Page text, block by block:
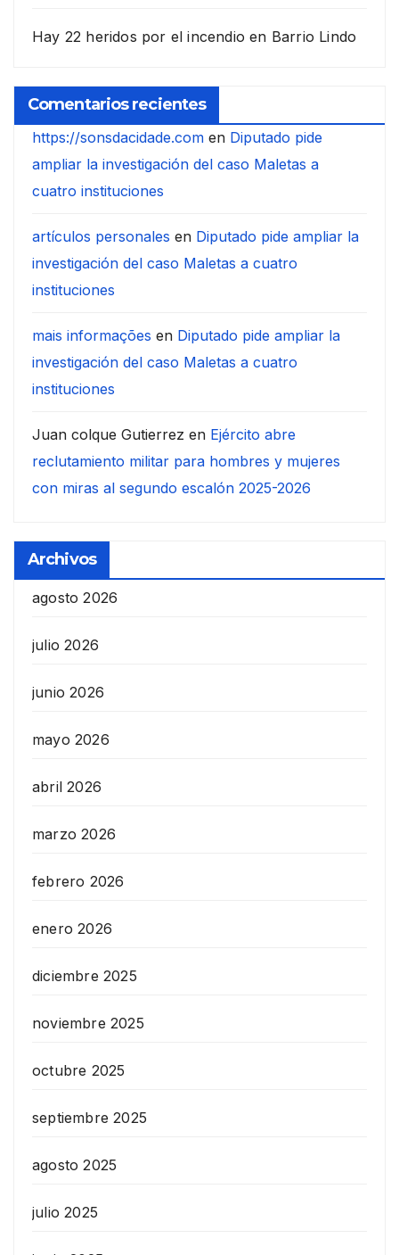
Hay 22 heridos por el incendio en Barrio Lindo
Comentarios recientes
https://sonsdacidade.com en Diputado pide
ampliar la investigación del caso Maletas a
cuatro instituciones
artículos personales en Diputado pide ampliar la
investigación del caso Maletas a cuatro
instituciones
mais informações en Diputado pide ampliar la
investigación del caso Maletas a cuatro
instituciones
Juan colque Gutierrez en Ejército abre
reclutamiento militar para hombres y mujeres
con miras al segundo escalón 2025-2026
Archivos
agosto 2026
julio 2026
junio 2026
mayo 2026
abril 2026
marzo 2026
febrero 2026
enero 2026
diciembre 2025
noviembre 2025
octubre 2025
septiembre 2025
agosto 2025
julio 2025